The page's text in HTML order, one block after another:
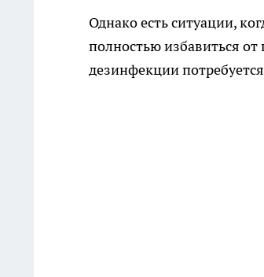
Однако есть ситуации,
полностью избавиться
дезинфекции